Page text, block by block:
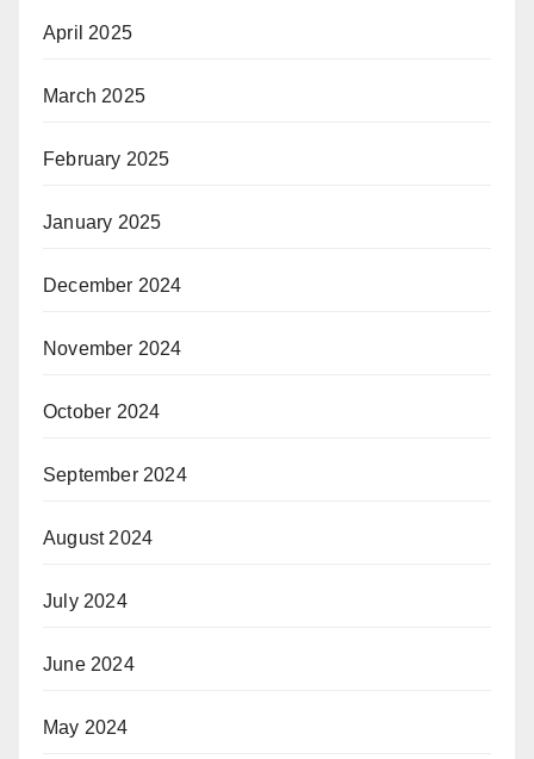
April 2025
March 2025
February 2025
January 2025
December 2024
November 2024
October 2024
September 2024
August 2024
July 2024
June 2024
May 2024